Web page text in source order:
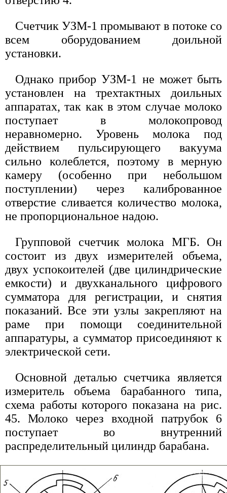
Счетчик УЗМ-1 промывают в потоке со
всем оборудованием доильной
установки.
Однако прибор УЗМ-1 не может быть
установлен на трехтактных доильных
аппаратах, так как в этом случае молоко
поступает в молокопровод
неравномерно. Уровень молока под
действием пульсирующего вакуума
сильно колеблется, поэтому в мерную
камеру (особенно при небольшом
поступлении) через калиброванное
отверстие сливается количество молока,
не пропорциональное надою.
Групповой счетчик молока МГБ. Он
состоит из двух измерителей объема,
двух успокоителей (две цилиндрические
емкости) и двухканального цифрового
сумматора для регистрации, и снятия
показаний. Все эти узлы закрепляют на
раме при помощи соединительной
аппаратуры, а сумматор присоединяют к
электрической сети.
Основной деталью счетчика является
измеритель объема барабанного типа,
схема работы которого показана на рис.
45. Молоко через входной патрубок 6
поступает во внутренний
распределительный цилиндр барабана.